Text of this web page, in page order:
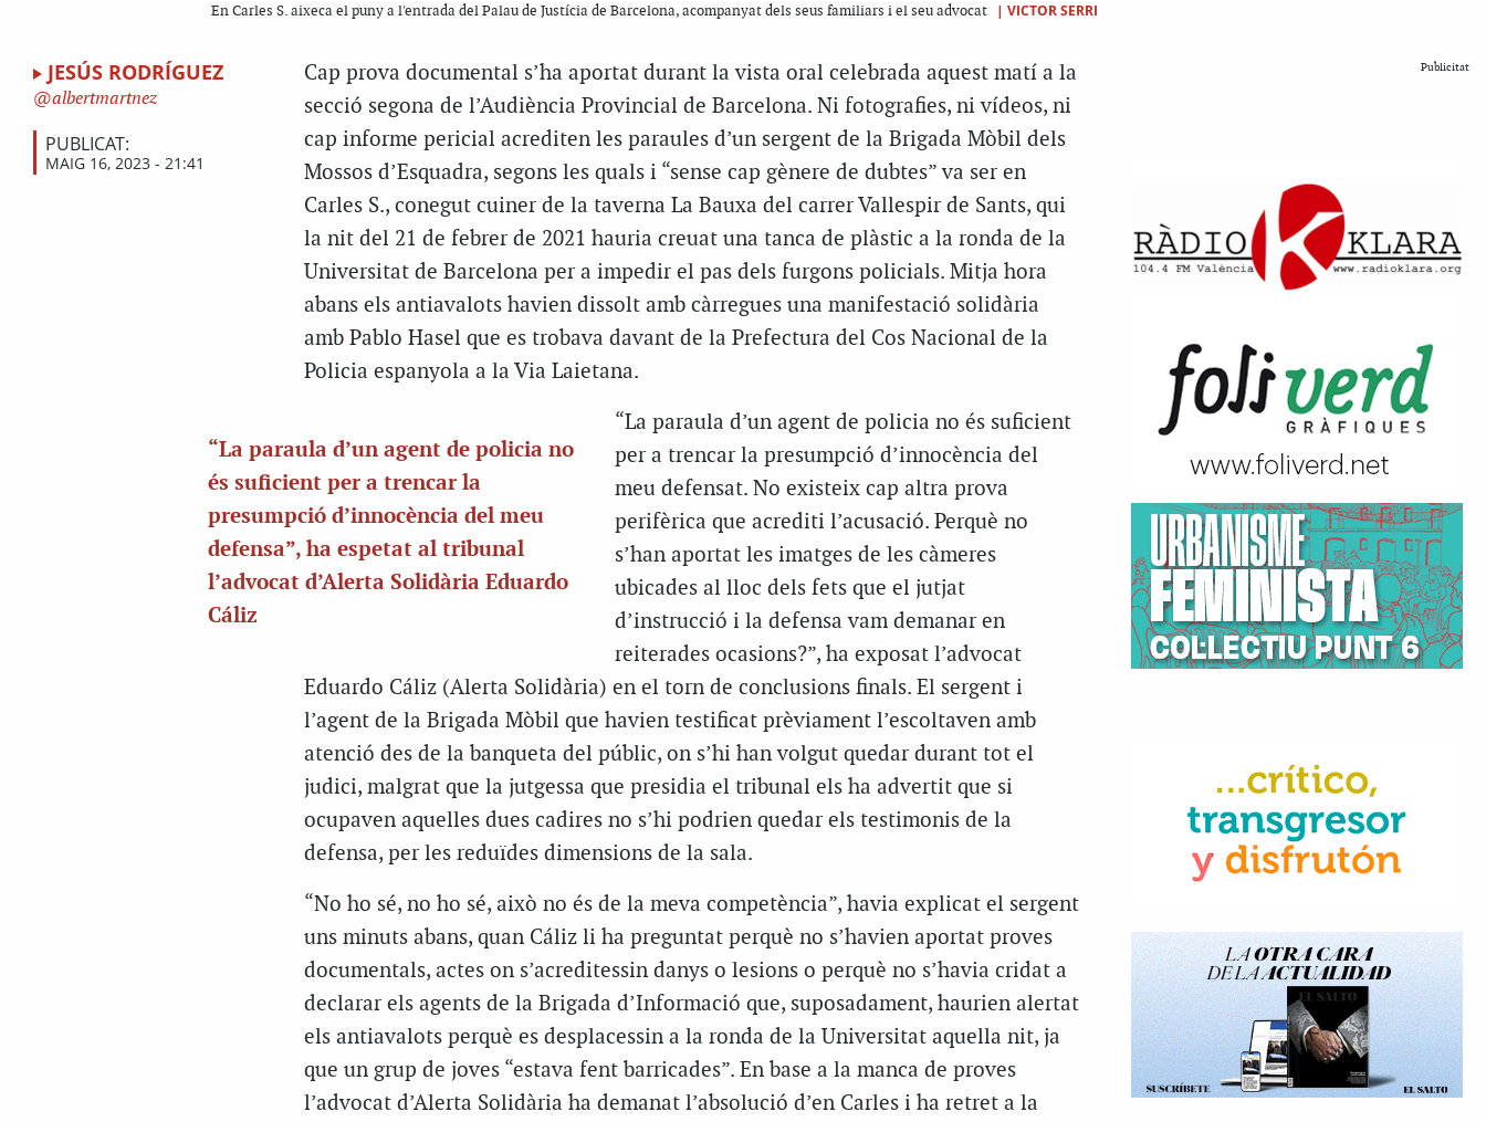
En Carles S. aixeca el puny a l'entrada del Palau de Justícia de Barcelona, acompanyat dels seus familiars i el seu advocat | VICTOR SERRI
JESÚS RODRÍGUEZ
albertmartnez
PUBLICAT:
MAIG 16, 2023 - 21:41
Cap prova documental s’ha aportat durant la vista oral celebrada aquest matí a la
secció segona de l’Audiència Provincial de Barcelona. Ni fotografies, ni vídeos, ni
cap informe pericial acrediten les paraules d’un sergent de la Brigada Mòbil dels
Mossos d’Esquadra, segons les quals i “sense cap gènere de dubtes” va ser en
Carles S., conegut cuiner de la taverna La Bauxa del carrer Vallespir de Sants, qui
la nit del 21 de febrer de 2021 hauria creuat una tanca de plàstic a la ronda de la
Universitat de Barcelona per a impedir el pas dels furgons policials. Mitja hora
abans els antiavalots havien dissolt amb càrregues una manifestació solidària
amb Pablo Hasel que es trobava davant de la Prefectura del Cos Nacional de la
Policia espanyola a la Via Laietana.
“La paraula d’un agent de policia no
és suficient per a trencar la
presumpció d’innocència del meu
defensa”, ha espetat al tribunal
l’advocat d’Alerta Solidària Eduardo
Cáliz
“La paraula d’un agent de policia no és suficient
per a trencar la presumpció d’innocència del
meu defensat. No existeix cap altra prova
perifèrica que acrediti l’acusació. Perquè no
s’han aportat les imatges de les càmeres
ubicades al lloc dels fets que el jutjat
d’instrucció i la defensa vam demanar en
reiterades ocasions?”, ha exposat l’advocat
Eduardo Cáliz (Alerta Solidària) en el torn de conclusions finals. El sergent i
l’agent de la Brigada Mòbil que havien testificat prèviament l’escoltaven amb
atenció des de la banqueta del públic, on s’hi han volgut quedar durant tot el
judici, malgrat que la jutgessa que presidia el tribunal els ha advertit que si
ocupaven aquelles dues cadires no s’hi podrien quedar els testimonis de la
defensa, per les reduïdes dimensions de la sala.
“No ho sé, no ho sé, això no és de la meva competència”, havia explicat el sergent
uns minuts abans, quan Cáliz li ha preguntat perquè no s’havien aportat proves
documentals, actes on s’acreditessin danys o lesions o perquè no s’havia cridat a
declarar els agents de la Brigada d’Informació que, suposadament, haurien alertat
els antiavalots perquè es desplacessin a la ronda de la Universitat aquella nit, ja
que un grup de joves “estava fent barricades”. En base a la manca de proves
l’advocat d’Alerta Solidària ha demanat l’absolució d’en Carles i ha retret a la
Publicitat